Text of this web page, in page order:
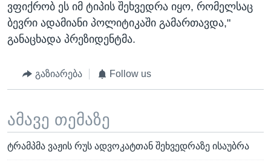
ვფიქრობ ეს იმ ტიპის შეხვედრა იყო, რომელსაც
ბევრი ადამიანი პოლიტიკაში გამართავდა,"
განაცხადა პრეზიდენტმა.
გაზიარება Follow us
ამავე თემაზე
ტრამპმა ვაჟის რუს ადვოკატთან შეხვედრაზე ისაუბრა